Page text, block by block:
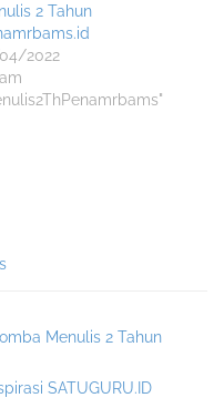
2 Tahun
2022
Menulis 2 Tahun
SATUGURU.ID